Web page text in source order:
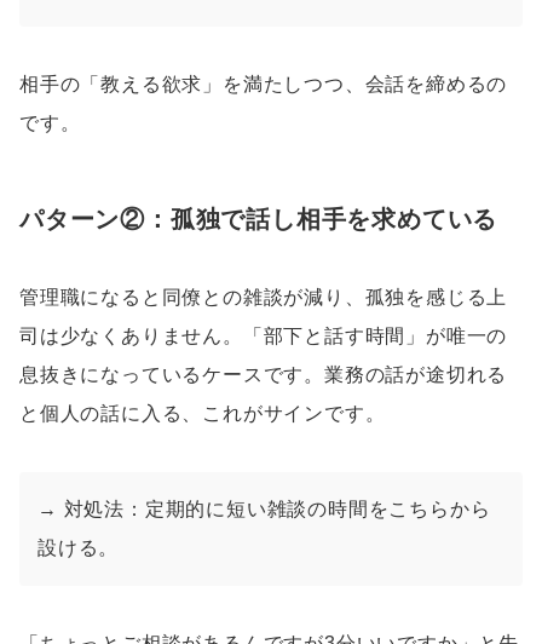
相手の「教える欲求」を満たしつつ、会話を締めるの
です。
パターン②：孤独で話し相手を求めている
管理職になると同僚との雑談が減り、孤独を感じる上
司は少なくありません。「部下と話す時間」が唯一の
息抜きになっているケースです。業務の話が途切れる
と個人の話に入る、これがサインです。
→ 対処法：定期的に短い雑談の時間をこちらから
設ける。